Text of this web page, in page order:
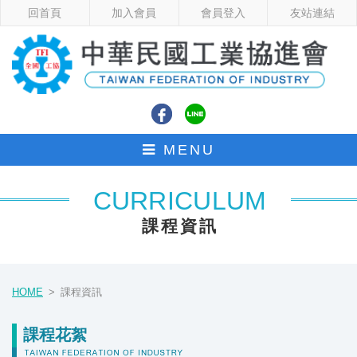
回首頁 加入會員 會員登入 友站連結
MENU
CURRICULUM
課程資訊
HOME 課程資訊
課程花絮